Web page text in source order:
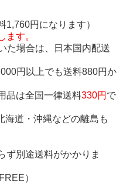
1,760円になります）
ます。
た場合は、日本国内配送
円以上でも送料880円か
品は全国一律送料330円 で
海道・沖縄などの離島も
ず別途送料がかかりま
）